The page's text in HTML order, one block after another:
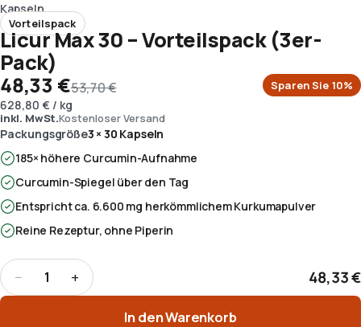
Kapseln.
Vorteilspack
Licur Max 30 – Vorteilspack (3er-
Pack)
48,33 €53,70 €
628,80 € / kg
inkl. MwSt.Kostenloser Versand
Sparen Sie 10%
Packungsgröße3 × 30 Kapseln
185× höhere Curcumin-Aufnahme
Curcumin-Spiegel über den Tag
Entspricht ca. 6.600 mg herkömmlichem Kurkumapulver
Reine Rezeptur, ohne Piperin
− 1
Menge :1 + 48,33 €
In den Warenkorb